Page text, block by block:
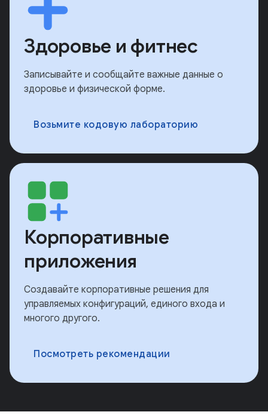
Здоровье и фитнес
Записывайте и сообщайте важные данные о
здоровье и физической форме.
Возьмите кодовую лабораторию
Корпоративные
приложения
Создавайте корпоративные решения для
управляемых конфигураций, единого входа и
многого другого.
Посмотреть рекомендации